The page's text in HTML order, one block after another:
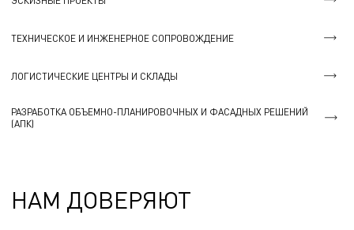
ТЕХНИЧЕСКОЕ И ИНЖЕНЕРНОЕ СОПРОВОЖДЕНИЕ
ЛОГИСТИЧЕСКИЕ ЦЕНТРЫ И СКЛАДЫ
РАЗРАБОТКА ОБЪЕМНО-ПЛАНИРОВОЧНЫХ И ФАСАДНЫХ РЕШЕНИЙ
(АПК)
НАМ ДОВЕРЯЮТ